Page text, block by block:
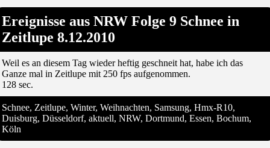
Ereignisse aus NRW Folge 9 Schnee in
Zeitlupe 8.12.2010
Weil es an diesem Tag wieder heftig geschneit hat, habe ich das
Ganze mal in Zeitlupe mit 250 fps aufgenommen.
128 sec.
Schnee, Zeitlupe, Winter, Weihnachten, Samsung, Hmx-R10,
Duisburg, Düsseldorf, aktuell, NRW, Dortmund, Essen, Bochum,
Köln